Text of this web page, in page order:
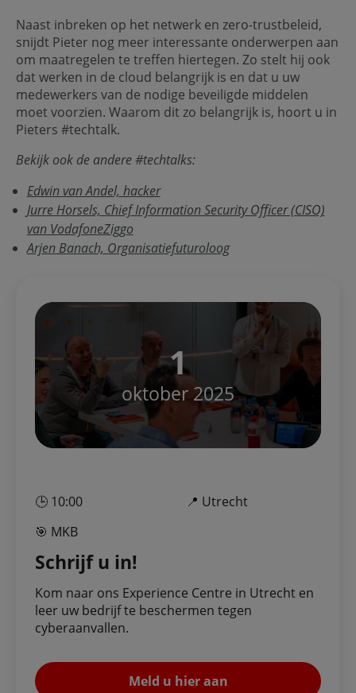
Naast inbreken op het netwerk en zero-trustbeleid,
snijdt Pieter nog meer interessante onderwerpen aan
om maatregelen te treffen hiertegen. Zo stelt hij ook
dat werken in de cloud belangrijk is en dat u uw
medewerkers van de nodige beveiligde middelen
moet voorzien. Waarom dit zo belangrijk is, hoort u in
Pieters #techtalk.
Bekijk ook de andere #techtalks:
Edwin van Andel, hacker
Jurre Horsels, Chief Information Security Officer (CISO)
van VodafoneZiggo
Arjen Banach, Organisatiefuturoloog
1
oktober 2025
🕒 10:00
📍 Utrecht
🎯 MKB
Schrijf u in!
Kom naar ons Experience Centre in Utrecht en
leer uw bedrijf te beschermen tegen
cyberaanvallen.
Meld u hier aan